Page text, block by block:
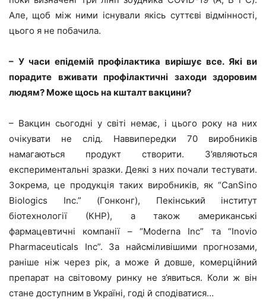
Але, щоб між ними існували якісь суттєві відмінності,
цього я не побачила.
– У часи епідемій профілактика вирішує все. Які ви
порадите вживати профілактичні заходи здоровим
людям? Може щось на кшталт вакцини?
– Вакцин сьогодні у світі немає, і цього року на них
очікувати не слід. Наввипередки 70 виробників
намагаються продукт створити. З’являються
експериментальні зразки. Деякі з них почали тестувати.
Зокрема, це продукція таких виробників, як “CanSino
Biologics Inc.” (Гонконг), Пекінський інститут
біотехнології (КНР), а також американські
фармацевтичні компанії – “Moderna Inc” та “Inovio
Pharmaceuticals Inc”. За найсміливішими прогнозами,
раніше ніж через рік, а може й довше, комерційний
препарат на світовому ринку не з’явиться. Коли ж він
стане доступним в Україні, годі й сподіватися…